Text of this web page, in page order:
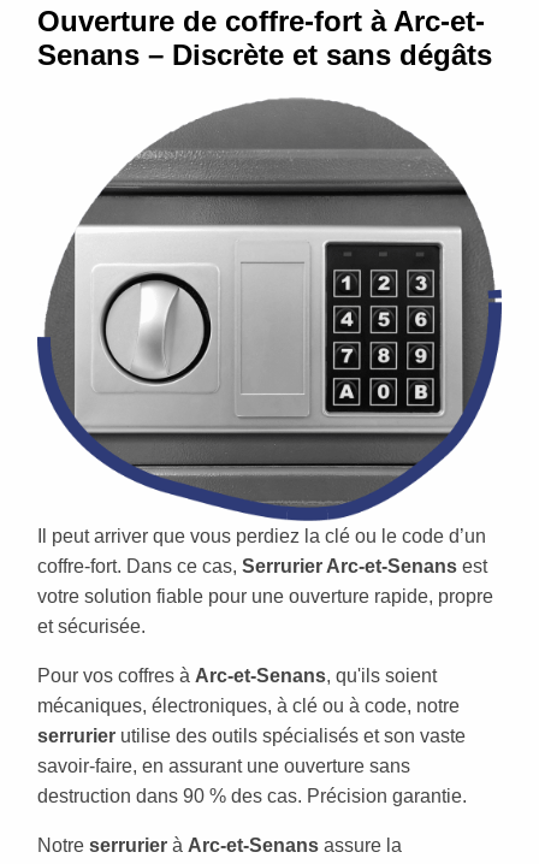
Ouverture de coffre-fort à Arc-et-
Senans – Discrète et sans dégâts
Il peut arriver que vous perdiez la clé ou le code d’un
coffre-fort. Dans ce cas, Serrurier Arc-et-Senans est
votre solution fiable pour une ouverture rapide, propre
et sécurisée.
Pour vos coffres à Arc-et-Senans, qu'ils soient
mécaniques, électroniques, à clé ou à code, notre
serrurier utilise des outils spécialisés et son vaste
savoir-faire, en assurant une ouverture sans
destruction dans 90 % des cas. Précision garantie.
Notre serrurier à Arc-et-Senans assure la